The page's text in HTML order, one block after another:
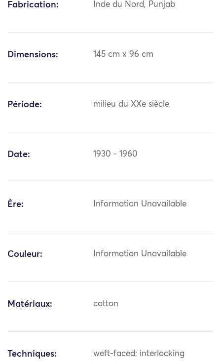
Fabrication:
Inde du Nord, Punjab
Dimensions: 145 cm x 96 cm
Période: milieu du XXe siècle
Date: 1930 - 1960
Ère: Information Unavailable
Couleur: Information Unavailable
Matériaux: cotton
Techniques:
weft-faced; interlocking